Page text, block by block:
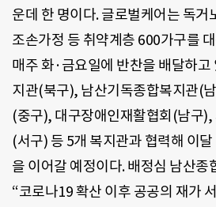
운데 한 명이다.글로벌케어는 독거
조손가정 등 취약계층 600가구를
매주 화·금요일에 반찬을 배달하고
지관(북구), 남산기독종합복지관(
(중구), 대구장애인재활협회 (남구),
(서구) 등 5개 복지관과 협력해 이
을 이어갈 예정이다.배정심 남산종
“코로나19확산 이후 공공의 재가